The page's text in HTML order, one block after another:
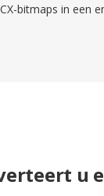
bitmaps in een
u